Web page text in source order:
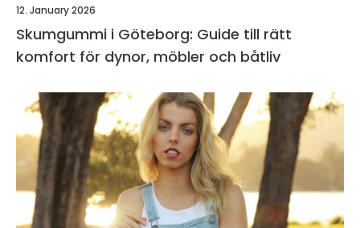
12. January 2026
Skumgummi i Göteborg: Guide till rätt
komfort för dynor, möbler och båtliv